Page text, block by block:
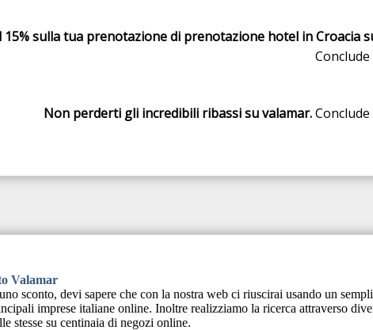
15% sulla tua prenotazione di prenotazione hotel in Croacia
Non perderti gli incredibili ribassi su valamar.
Valamar
sconto, devi sapere che con la nostra web ci riuscirai usando un
imprese italiane online. Inoltre realizziamo la ricerca attraverso
stesse su centinaia di negozi online.